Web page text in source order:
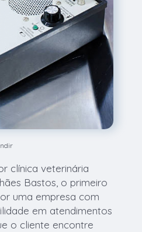
clínica veterinária
Bastos, o primeiro
uma empresa com
em atendimentos
o cliente encontre